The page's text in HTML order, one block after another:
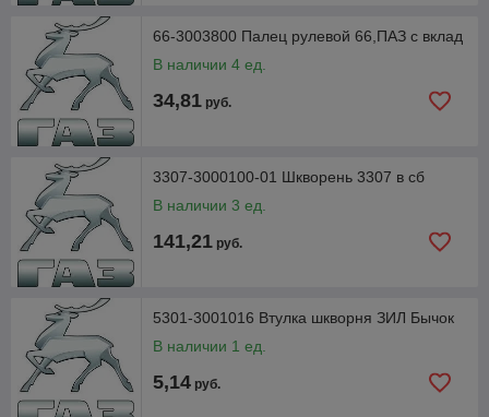
66-3003800 Палец рулевой 66,ПАЗ с вклад
В наличии 4 ед.
34,81 руб.
3307-3000100-01 Шкворень 3307 в сб
В наличии 3 ед.
141,21 руб.
5301-3001016 Втулка шкворня ЗИЛ Бычок
В наличии 1 ед.
5,14 руб.